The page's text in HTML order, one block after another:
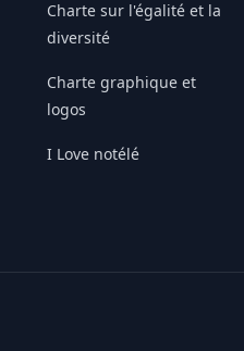
Charte sur l'égalité et la
diversité
Charte graphique et
logos
I Love notélé